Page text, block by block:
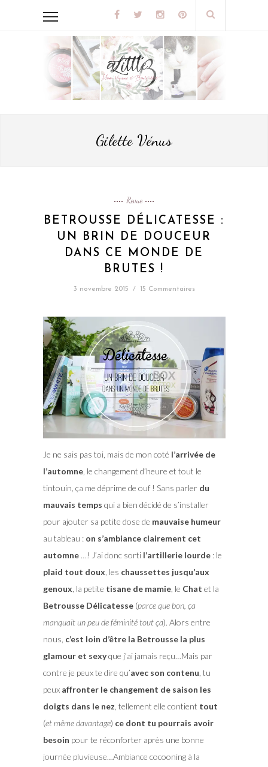
Gilette Vénus
Revue
BETROUSSE DÉLICATESSE :
UN BRIN DE DOUCEUR
DANS CE MONDE DE
BRUTES !
3 novembre 2015 / 15 Commentaires
Je ne sais pas toi, mais de mon coté l’arrivée de
l’automne, le changement d’heure et tout le
tintouin, ça me déprime de ouf ! Sans parlerdu
mauvais temps qui a bien décidé de s’installer
pour ajouter sa petite dose de mauvaise humeur
au tableau : on s’ambiance clairement cet
automne…! J’ai donc sortil’artillerie lourde: le
plaid tout doux , les chaussettes jusqu’aux
genoux , la petite tisane de mamie, le Chat et la
Betrousse Délicatesse(parce que bon, ça
manquait un peu de féminité tout ça). Alors entre
nous, c’est loin d’être la Betrousse la plus
glamour et sexyque j’ai jamais reçu…Mais par
contre je peux te dire qu’avec son contenu , tu
peux affronter le changement de saison les
doigts dans le nez , tellement elle contient tout
(et même davantage) ce dont tu pourrais avoir
besoin pour te réconforter après une bonne
journée pluvieuse…Ambiance cocooning à la